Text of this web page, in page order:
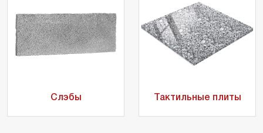
Слэбы Тактильные плиты